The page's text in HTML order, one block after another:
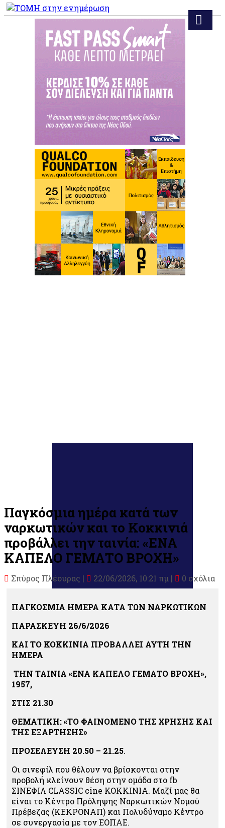
Παγκόσμια ημέρα κατά των
ναρκωτικών και το Κοκκινιά
προβάλλει την ταινία: «ΕΝΑ
ΚΑΠΕΛΟ ΓΕΜΑΤΟ ΒΡΟΧΗ»
Σπύρος Πλέουρας | 22/06/2026, 10:21 πμ | 0 σχόλια
ΠΑΓΚΟΣΜΙΑ ΗΜΕΡΑ ΚΑΤΑ ΤΩΝ ΝΑΡΚΩΤΙΚΩΝ
ΠΑΡΑΣΚΕΥΗ 26/6/2026
ΚΑΙ ΤΟ ΚΟΚΚΙΝΙΑ ΠΡΟΒΑΛΛΕΙ ΑΥΤΗ ΤΗΝ
ΗΜΕΡΑ
ΤΗΝ ΤΑΙΝΙΑ «ΕΝΑ ΚΑΠΕΛΟ ΓΕΜΑΤΟ ΒΡΟΧΗ»,
1957,
ΣΤΙΣ 21.30
ΘΕΜΑΤΙΚΗ: «ΤΟ ΦΑΙΝΟΜΕΝΟ ΤΗΣ ΧΡΗΣΗΣ ΚΑΙ
ΤΗΣ ΕΞΑΡΤΗΣΗΣ»
ΠΡΟΣΕΛΕΥΣΗ 20.50 – 21.25.
Οι σινεφίλ που θέλουν να βρίσκονται στην
προβολή κλείνουν θέση στην ομάδα στο fb
ΣΙΝΕΦΙΛ CLASSIC cine ΚΟΚΚΙΝΙΑ. Μαζί μας θα
είναι το Κέντρο Πρόληψης Ναρκωτικών Νομού
Πρέβεζας (ΚΕΚΡΟΝΑΠ) και Πολυδύναμο Κέντρο
σε συνεργασία με τον ΕΟΠΑΕ.